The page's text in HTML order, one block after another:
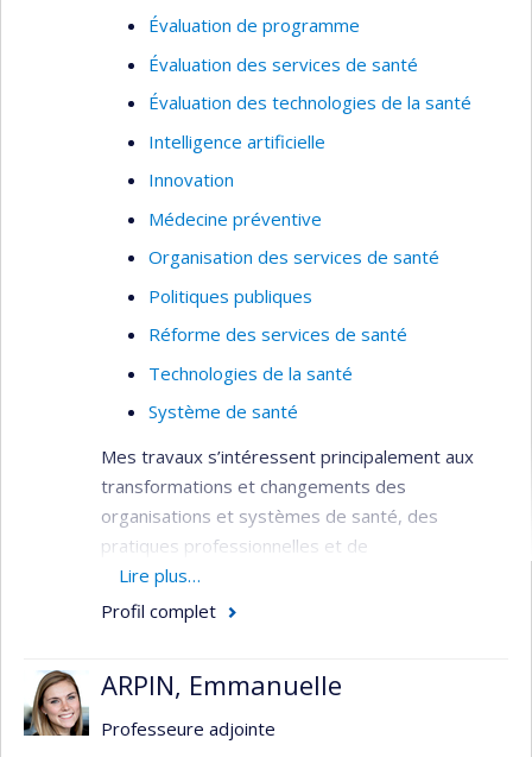
Évaluation de programme
Évaluation des services de santé
Évaluation des technologies de la santé
Intelligence artificielle
Innovation
Médecine préventive
Organisation des services de santé
Politiques publiques
Réforme des services de santé
Technologies de la santé
Système de santé
Mes travaux s’intéressent principalement aux
transformations et changements des
organisations et systèmes de santé, des
pratiques professionnelles et de
l'utilisation/consommation des services à la
lumière des innovations et/ou enjeux (re)-
intelligence artificielle et autres technologies de
santé numérique), crises sanitaires (ex. COVID-
Lire plus…
Profil complet
ARPIN, Emmanuelle
Professeure adjointe